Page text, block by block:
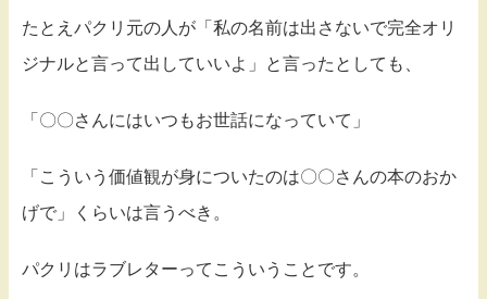
たとえパクリ元の人が「私の名前は出さないで完全オリ
ジナルと言って出していいよ」と言ったとしても、
「〇〇さんにはいつもお世話になっていて」
「こういう価値観が身についたのは〇〇さんの本のおか
げで」くらいは言うべき。
パクリはラブレターってこういうことです。